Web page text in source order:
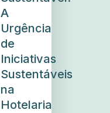
A
Urgência
de
Iniciativas
Sustentáveis
na
Hotelaria